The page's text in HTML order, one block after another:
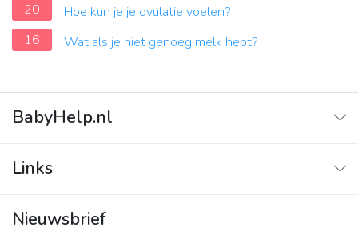
20
Hoe kun je je ovulatie voelen?
16
Wat als je niet genoeg melk hebt?
BabyHelp.nl
Vraag & Antwoord
Links
Contact
Nieuwsbrief